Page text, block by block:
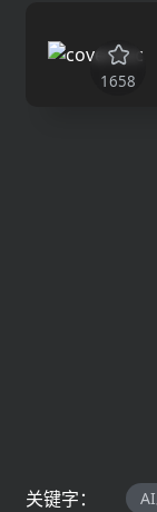
1658
关键字：